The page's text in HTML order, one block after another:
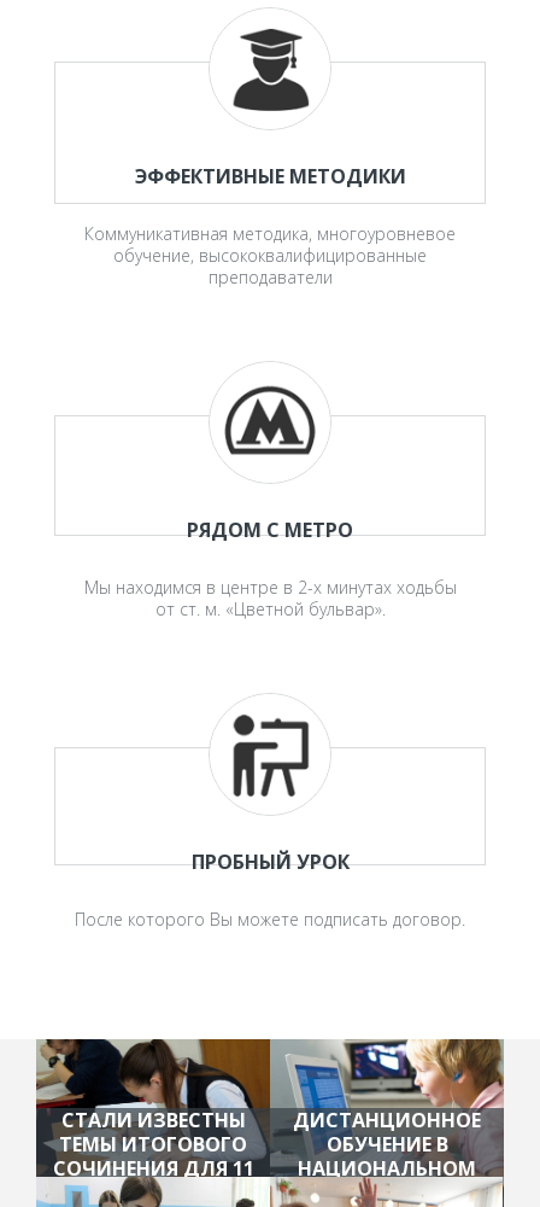
ЭФФЕКТИВНЫЕ МЕТОДИКИ
Коммуникативная методика, многоуровневое
обучение, высококвалифицированные
преподаватели
РЯДОМ С МЕТРО
Мы находимся в центре в 2-х минутах ходьбы
от ст. м. «Цветной бульвар».
ПРОБНЫЙ УРОК
После которого Вы можете подписать договор.
СТАЛИ ИЗВЕСТНЫ
ТЕМЫ ИТОГОВОГО
СОЧИНЕНИЯ ДЛЯ 11
КЛАССОВ
ДИСТАНЦИОННОЕ
ОБУЧЕНИЕ В
НАЦИОНАЛЬНОМ
ЦЕНТРЕ ОБРАЗОВАНИЯ